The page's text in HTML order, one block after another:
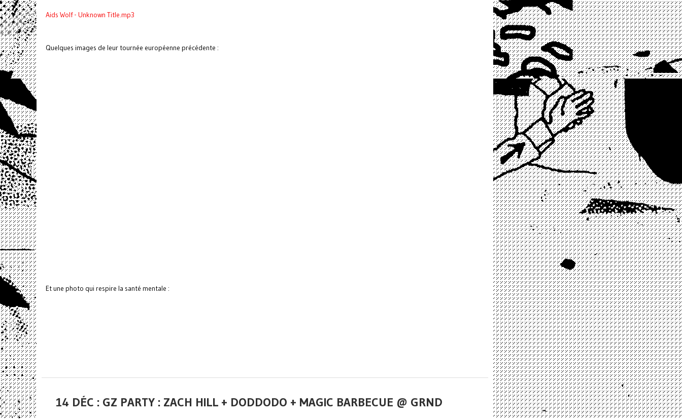
Aids Wolf - Unknown Title.mp3
Quelques images de leur tournée européenne précédente :
Et une photo qui respire la santé mentale :
14 DÉC : GZ PARTY : ZACH HILL + DODDODO + MAGIC BARBECUE @ GRND